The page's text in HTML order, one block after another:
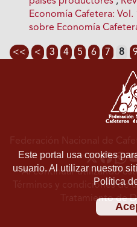
Economía Cafetera: Vol.
sobre Economía
<< < 3 4 5 6 7 8
Este portal usa cookies
usuario. Al utilizar nuestro
Política
Federación Nacional de
Al continuar utilizando
Términos y condiciones de
Tratamiento de